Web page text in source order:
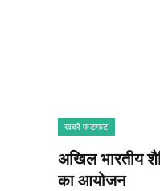
खबरें फटाफट
अखिल भारतीय
का आयोजन